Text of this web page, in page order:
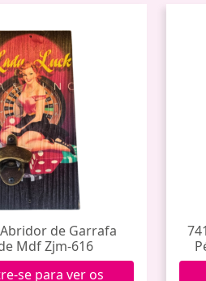
de Garrafa
Mdf Zjm-616
se para ver os